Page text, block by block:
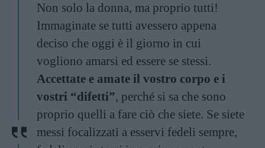
Non solo la donna, ma proprio tutti!
Immaginate se tutti avessero appena
deciso che oggi è il giorno in cui
vogliono amarsi ed essere se stessi.
Accettate e amate il vostro corpo e i
vostri “difetti”, perché si sa che sono
proprio quelli a fare ciò che siete. Se siete
messi focalizzati a esservi fedeli sempre,